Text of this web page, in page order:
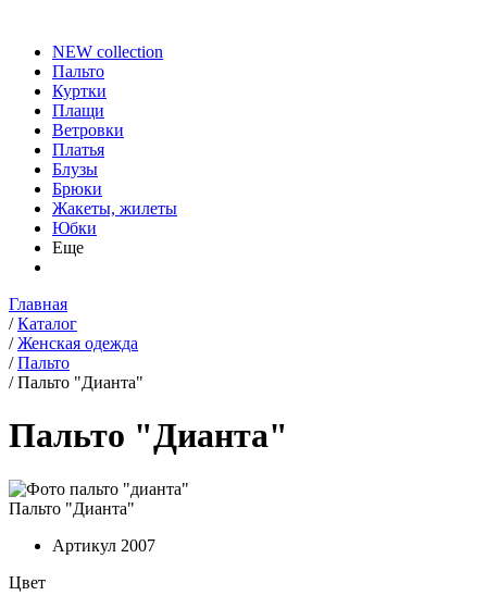
NEW collection
Пальто
Куртки
Плащи
Ветровки
Платья
Блузы
Брюки
Жакеты, жилеты
Юбки
Еще
Главная
/ Каталог
/ Женская одежда
/ Пальто
/ Пальто "Дианта"
Пальто "Дианта"
Пальто "Дианта"
Артикул 2007
Цвет